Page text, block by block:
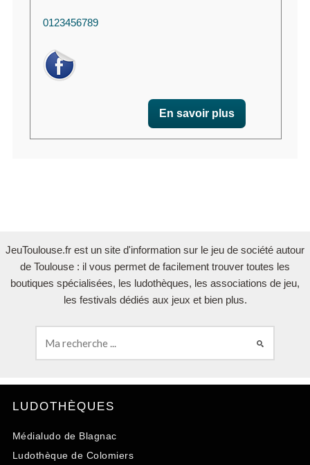
0123456789
En savoir plus
JeuToulouse.fr est un site d'information sur le jeu de société autour
de Toulouse : il vous permet de facilement trouver toutes les
boutiques spécialisées, les ludothèques, les associations de jeu,
les festivals dédiés aux jeux et bien plus.
LUDOTHÈQUES
Médialudo de Blagnac
Ludothèque de Colomiers